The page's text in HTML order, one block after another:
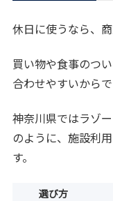
休日に使うなら、
買い物や食事のつ
合わせやすいからで
神奈川県ではラゾ
のように、施設利
す。
選び方